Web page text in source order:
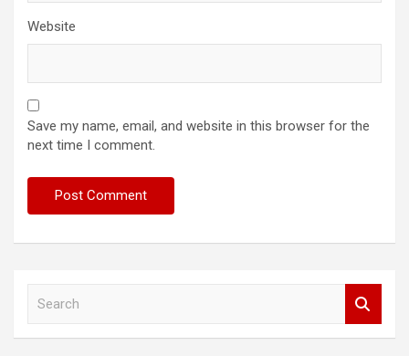
Website
Save my name, email, and website in this browser for the
next time I comment.